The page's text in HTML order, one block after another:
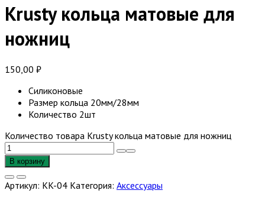
Krusty кольца матовые для
ножниц
150,00 ₽
Силиконовые
Размер кольца 20мм/28мм
Количество 2шт
Количество товара Krusty кольца матовые для ножниц
В корзину
Артикул: KK-04 Категория: Аксессуары